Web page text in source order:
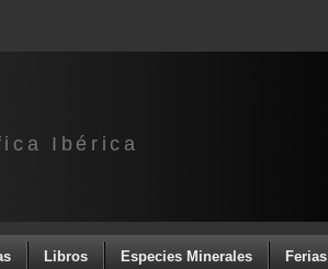
Ibérica
Libros Especies Minerales Ferias